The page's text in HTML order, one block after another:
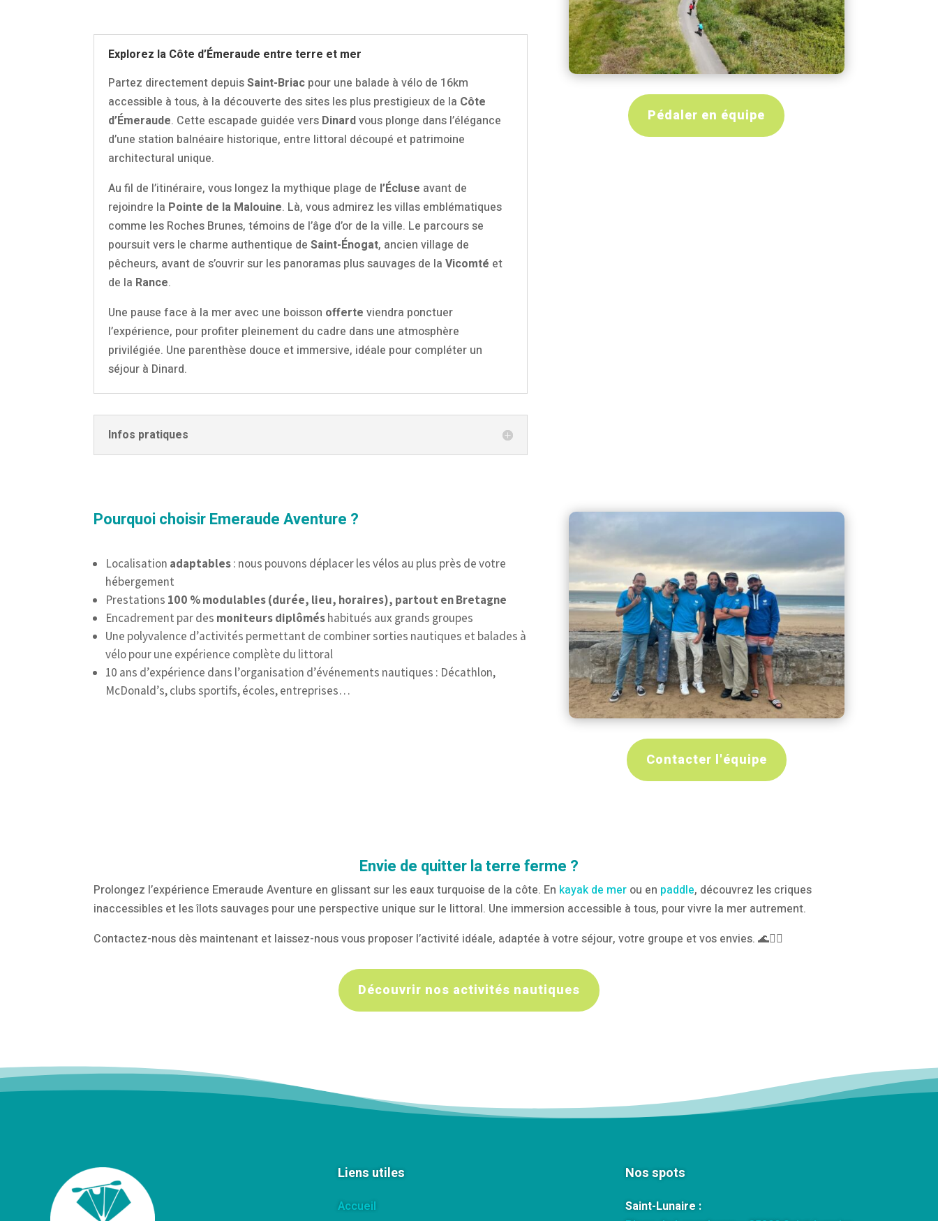
Explorez la Côte d’Émeraude entre terre et mer
Partez directement depuisSaint-Briac pour une balade à vélo de 16km
accessible à tous, à la découverte des sites les plus prestigieux de la Côte
d’Émeraude. Cette escapade guidée vers Dinardvous plonge dans l’élégance
d’une station balnéaire historique, entre littoral découpé et patrimoine
architectural unique.
Au fil de l’itinéraire, vous longez la mythique plage de l’Écluse avant de
rejoindre la Pointe de la Malouine. Là, vous admirez les villas emblématiques
comme les Roches Brunes, témoins de l’âge d’or de la ville. Le parcours se
poursuit vers le charme authentique de Saint-Énogat, ancien village de
pêcheurs, avant de s’ouvrir sur les panoramas plus sauvages de laVicomté et
de la Rance.
Une pause face à la mer avec une boisson offerte viendra ponctuer
l’expérience, pour profiter pleinement du cadre dans une atmosphère
privilégiée. Une parenthèse douce et immersive, idéale pour compléter un
séjour à Dinard.
Infos pratiques
Pédaler en équipe
Pourquoi choisir Emeraude Aventure ?
Localisation adaptables: nous pouvons déplacer les vélos au plus près de votre
hébergement
Prestations 100 % modulables(durée, lieu, horaires), partout en Bretagne
Encadrement par des moniteurs diplôméshabitués aux grands groupes
Une polyvalence d’activités permettant de combiner sorties nautiques et balades à
vélo pour une expérience complète du littoral
10 ans d’expérience dans l’organisation d’événements nautiques : Décathlon,
McDonald’s, clubs sportifs, écoles, entreprises…
Contacter l'équipe
Envie de quitter la terre ferme ?
Prolongez l’expérience Emeraude Aventure en glissant sur les eaux turquoise de la côte. En kayak de mer ou en paddle, découvrez les criques
inaccessibles et les îlots sauvages pour une perspective unique sur le littoral. Une immersion accessible à tous, pour vivre la mer autrement.
Contactez-nous dès maintenant et laissez-nous vous proposer l’activité idéale, adaptée à votre séjour, votre groupe et vos envies. 🌊🚴‍♂️
Découvrir nos activités nautiques
Liens utiles
Accueil
Nos spots
Saint-Lunaire :